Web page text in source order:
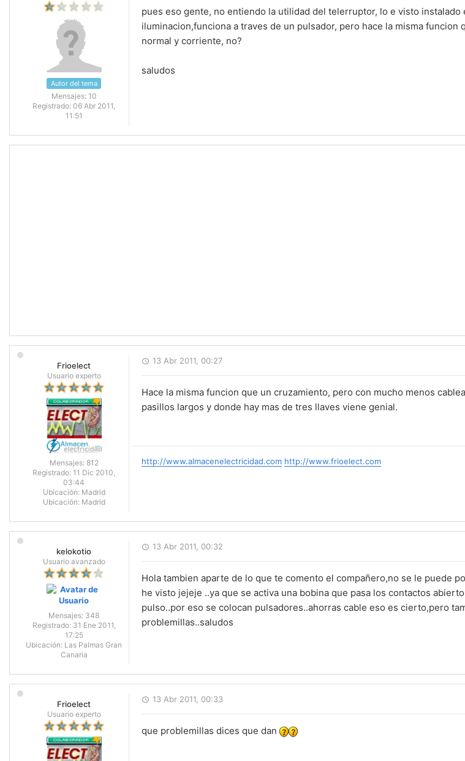
Autor del tema
Mensajes: 10
Registrado: 06 Abr 2011,
11:51
pues eso gente, no entiendo la utilidad del telerruptor, lo e visto instalado
iluminacion,funciona a traves de un pulsador, pero hace la misma funcion
normal y corriente, no?
saludos
Frioelect
Usuario experto
Mensajes: 812
Registrado: 11 Dic 2010,
03:44
Ubicación:Madrid
Ubicación:Madrid
13 Abr 2011, 00:27
Hace la misma funcion que un cruzamiento, pero con mucho menos
pasillos largos y donde hay mas de tres llaves viene genial.
http://www.almacenelectricidad.com http://www.frioelect.com
kelokotio
Usuario avanzado
Mensajes: 348
Registrado: 31 Ene 2011,
17:25
Ubicación: Las Palmas Gran
Canaria
13 Abr 2011, 00:32
Hola tambien aparte de lo que te comento el compañero,no se le puede
he visto jejeje ..ya que se activa una bobina que pasa los contactos
pulso..por eso se colocan pulsadores..ahorras cable eso es cierto,pero
problemillas..saludos
Frioelect
Usuario experto
13 Abr 2011, 00:33
que problemillas dices que dan